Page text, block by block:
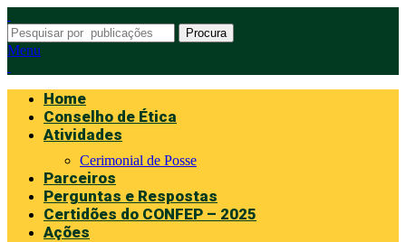
Procura
Menu
Home
Conselho de Ética
Atividades
Cerimonial de Posse
Parceiros
Perguntas e Respostas
Certidões do CONFEP – 2025
Ações